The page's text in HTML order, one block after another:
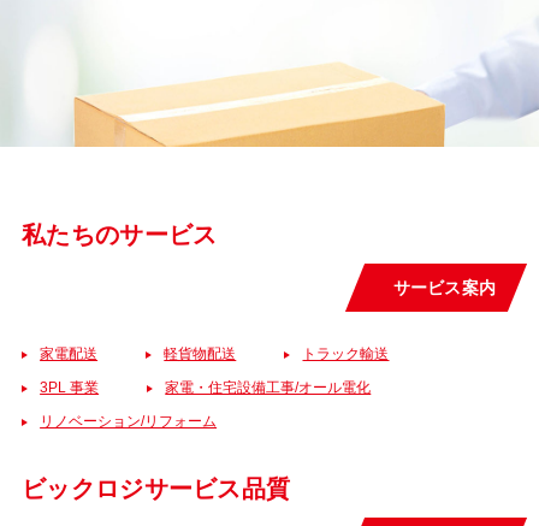
私たちのサービス
サービス案内
家電配送 軽貨物配送
トラック輸送
3PL 事業
家電・住宅設備工事/オール電化
リノベーション/リフォーム
ビックロジサービス品質